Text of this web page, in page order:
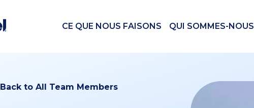
CE QUE NOUS FAISONS QUI SOMMES-NOUS
Back to All Team Members